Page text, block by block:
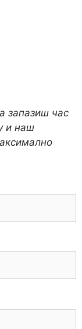
запазиш час
и наш